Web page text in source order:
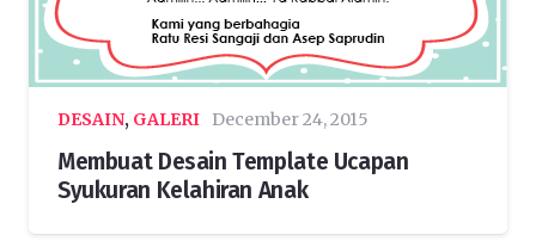
DESAIN, GALERI December 24, 2015
Membuat Desain Template Ucapan
Syukuran Kelahiran Anak